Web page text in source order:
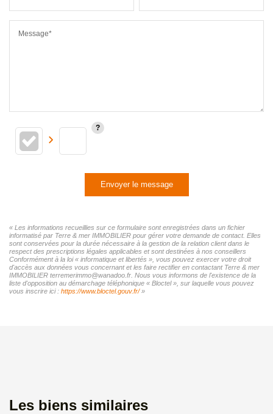
Message*
Envoyer le message
« Les informations recueillies sur ce formulaire sont enregistrées dans un fichier
informatisé par Terre & mer IMMOBILIER pour gérer votre demande de contact. Elles
sont conservées pour la durée nécessaire à la gestion de la relation client dans le
respect des prescriptions légales applicables et sont destinées à nos conseillers
Conformément à la loi « informatique et libertés », vous pouvez exercer votre droit
d'accès aux données vous concernant et les faire rectifier en contactant Terre & mer
IMMOBILIER terremerimmo@wanadoo.fr. Nous vous informons de l'existence de la
liste d'opposition au démarchage téléphonique « Bloctel », sur laquelle vous pouvez
vous inscrire ici : https://www.bloctel.gouv.fr/»
Les biens similaires